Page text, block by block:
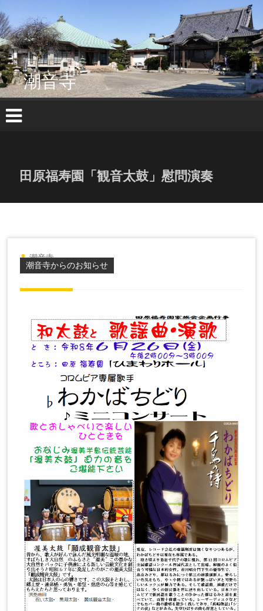
ン
テ
ン
ツ
へ
ス
キ
ッ
潮音寺
田原福寿園「観音太鼓」慰問演奏
潮音寺からのお知らせ
潮音寺